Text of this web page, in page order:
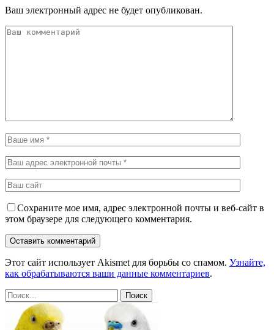
Ваш электронный адрес не будет опубликован.
Сохраните мое имя, адрес электронной почты и веб-сайт в
этом браузере для следующего комментария.
Этот сайт использует Akismet для борьбы со спамом. Узнайте,
как обрабатываются ваши данные комментариев.